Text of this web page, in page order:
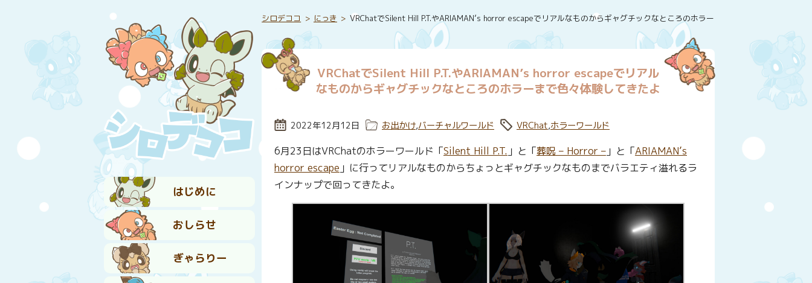
はじめに
おしらせ
ぎゃらりー
シロデココ にっき VRChatでSilent Hill P.T.やARIAMAN’s horror escapeでリアルなものからギャグチックなところのホラーまで色々体験してきたよ
VRChatでSilent Hill P.T.やARIAMAN’s horror escapeでリアル
なものからギャグチックなところのホラーまで色々体験してきたよ
投稿日:
2022年12月12日 カテゴリー:
お出かけ,バーチャルワールド タグ:
VRChat,ホラーワールド
6月23日はVRChatのホラーワールド「Silent Hill P.T. 」と「葬呪 – Horror –」と「ARIAMAN’s
horror escape 」に行ってリアルなものからちょっとギャグチックなものまでバラエティ溢れるラ
インナップで回ってきたよ。